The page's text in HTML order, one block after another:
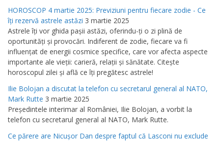
HOROSCOP 4 martie 2025: Previziuni pentru fiecare zodie - Ce
îţi rezervă astrele astăzi 3 martie 2025
Astrele îţi vor ghida paşii astăzi, oferindu-ţi o zi plină de
oportunităţi şi provocări. Indiferent de zodie, fiecare va fi
influenţat de energii cosmice specifice, care vor afecta aspecte
importante ale vieţii: carieră, relaţii şi sănătate. Citeşte
horoscopul zilei şi află ce îţi pregătesc astrele!
Ilie Bolojan a discutat la telefon cu secretarul general al NATO,
Mark Rutte 3 martie 2025
Preşedintele interimar al României, Ilie Bolojan, a vorbit la
telefon cu secretarul general al NATO, Mark Rutte.
Ce părere are Nicuşor Dan despre faptul că Lasconi nu exclude